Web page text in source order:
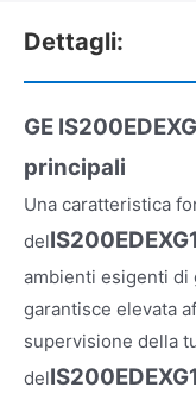
Dettagli:
GE
principali
Una caratteristica
del
ambienti esigenti di
garantisce elevata
supervisione della
del